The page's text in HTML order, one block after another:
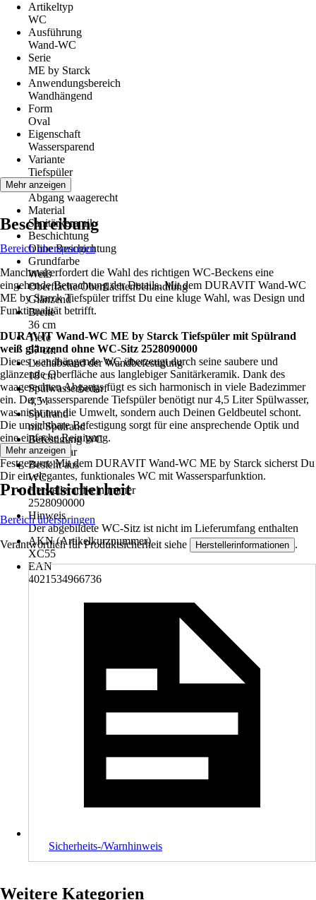
Artikeltyp
WC
Ausführung
Wand-WC
Serie
ME by Starck
Anwendungsbereich
Wandhängend
Form
Oval
Eigenschaft
Wassersparend
Variante
Tiefspüler
Abgang
Abgang waagerecht
Material
Sanitärkeramik
Beschichtung
Ohne Beschichtung
Grundfarbe
Weiß
Oberfläche/Oberflächenbehandlung
Glänzend
Breite
36 cm
Tiefe
57 cm
Lochabstand der Wandbefestigung
18 cm
Spülwasserbedarf
4,5 l
Spülrand
mit Spülrand
Befestigung WC
Unsichtbar
Besteht aus
WC
Herstellerartikelnummer
2528090000
Hinweis
Der abgebildete WC-Sitz ist nicht im Lieferumfang enthalten
AKN (Artikelkurznummer)
XC55
EAN
4021534966736
Mehr anzeigen
Beschreibung
Bereich überspringen
Manchmal erfordert die Wahl des richtigen WC-Beckens eine
eingehende Betrachtung der Details. Mit dem DURAVIT Wand-WC
ME by Starck Tiefspüler triffst Du eine kluge Wahl, was Design und
Funktionalität betrifft.
DURAVIT Wand-WC ME by Starck Tiefspüler mit Spülrand
weiß glänzend ohne WC-Sitz 2528090000
Dieses wandhängende WC überzeugt durch seine saubere und
glänzende Oberfläche aus langlebiger Sanitärkeramik. Dank des
waagerechten Abgangs fügt es sich harmonisch in viele Badezimmer
ein. Der wassersparende Tiefspüler benötigt nur 4,5 Liter Spülwasser,
was nicht nur die Umwelt, sondern auch Deinen Geldbeutel schont.
Die unsichtbare Befestigung sorgt für eine ansprechende Optik und
eine einfache Reinigung.
Festgezurrt: Mit dem DURAVIT Wand-WC ME by Starck sicherst Du
Dir ein elegantes, funktionales WC mit Wassersparfunktion.
Mehr anzeigen
Produktsicherheit
Bereich überspringen
Verantwortlich für Produktsicherheit siehe Herstellerinformationen .
Sicherheits-/Warnhinweis
Weitere Kategorien